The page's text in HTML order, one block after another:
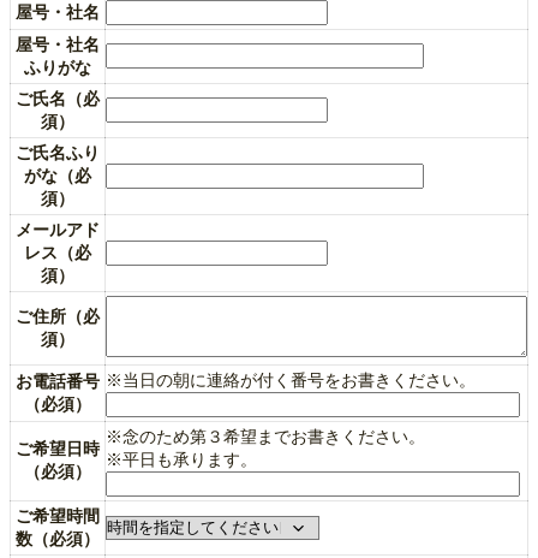
屋号・社名
屋号・社名
ふりがな
ご氏名（必
須）
ご氏名ふり
がな（必
須）
メールアド
レス（必
須）
ご住所（必
須）
お電話番号
（必須）
※当日の朝に連絡が付く番号をお書きください。
ご希望日時
（必須）
※念のため第３希望までお書きください。
※平日も承ります。
ご希望時間
数（必須）